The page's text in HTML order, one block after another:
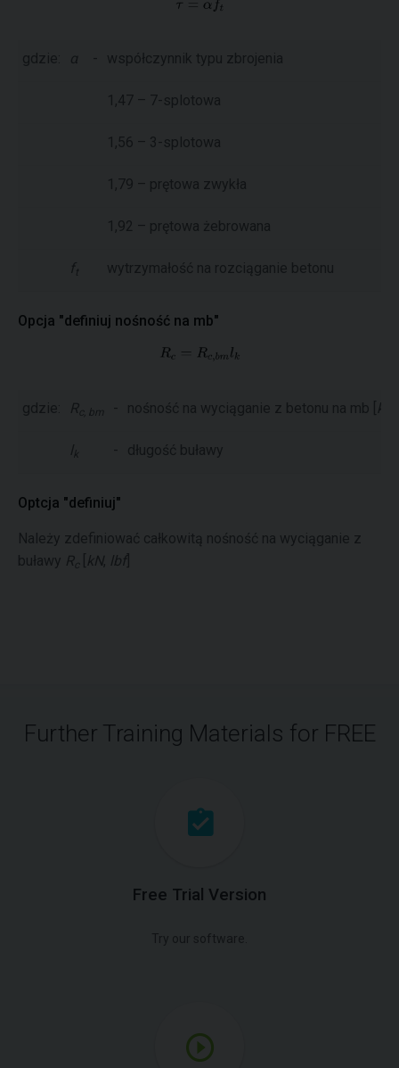
gdzie: α - współczynnik typu zbrojenia
1,47 – 7-splotowa
1,56 – 3-splotowa
1,79 – prętowa zwykła
1,92 – prętowa żebrowana
ft wytrzymałość na rozciąganie betonu
Opcja "definiuj nośność na mb"
gdzie: R c, bm - nośność na wyciąganie z betonu na mb [
lk - długość buławy
Optcja "definiuj"
Należy zdefiniować całkowitą nośność na wyciąganie z
buławy R kN, lbf]
Further Training Materials for FREE
Free Trial Version
Try our software.